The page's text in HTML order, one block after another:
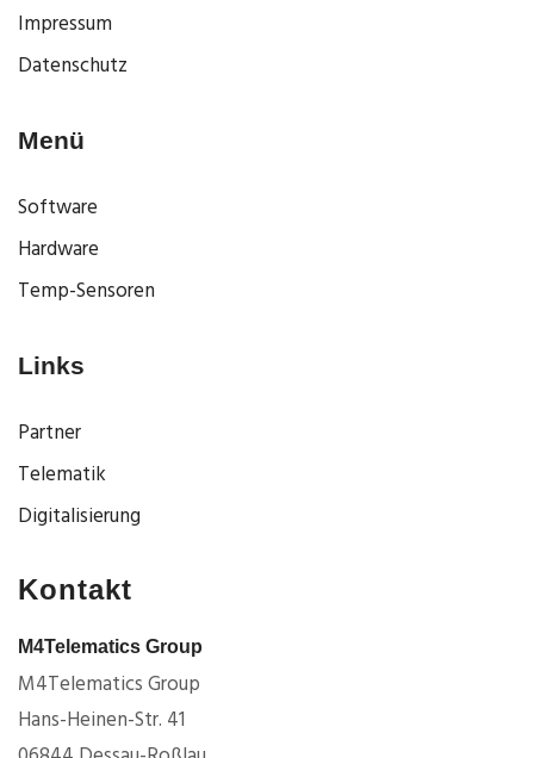
Impressum
Datenschutz
Menü
Software
Hardware
Temp-Sensoren
Links
Partner
Telematik
Digitalisierung
Kontakt
M4Telematics Group
M4Telematics Group
Hans-Heinen-Str. 41